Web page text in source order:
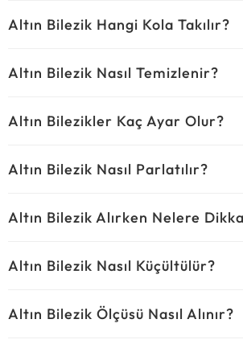
Altın Bilezik Hangi Kola Takılır?
Altın Bilezik Nasıl Temizlenir?
Altın Bilezikler Kaç Ayar Olur?
Altın Bilezik Nasıl Parlatılır?
Altın Bilezik Alırken Nelere
Altın Bilezik Nasıl Küçültülür?
Altın Bilezik Ölçüsü Nasıl Alınır?